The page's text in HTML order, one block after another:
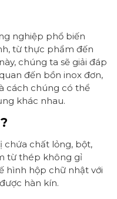
nghiệp phổ biến
từ thực phẩm đến
chúng ta sẽ giải đáp
đến bồn inox đơn,
cách chúng có thể
khác nhau.
chứa chất lỏng, bột,
từ thép không gỉ
hình hộp chữ nhật với
hàn kín.